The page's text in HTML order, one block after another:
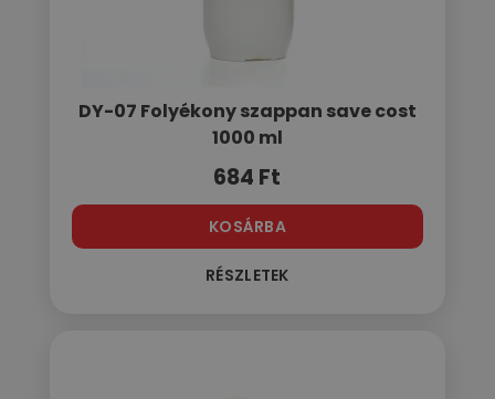
DY-07 Folyékony szappan save cost
1000 ml
684 Ft
KOSÁRBA
RÉSZLETEK